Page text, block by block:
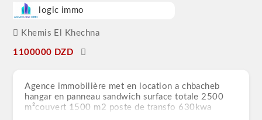
logic immo
Khemis El Khechna
1100000 DZD
Agence immobilière met en location a chbacheb
hangar en panneau sandwich surface totale 2500
m²couvert 1500 m2 poste de transfo 630kwa